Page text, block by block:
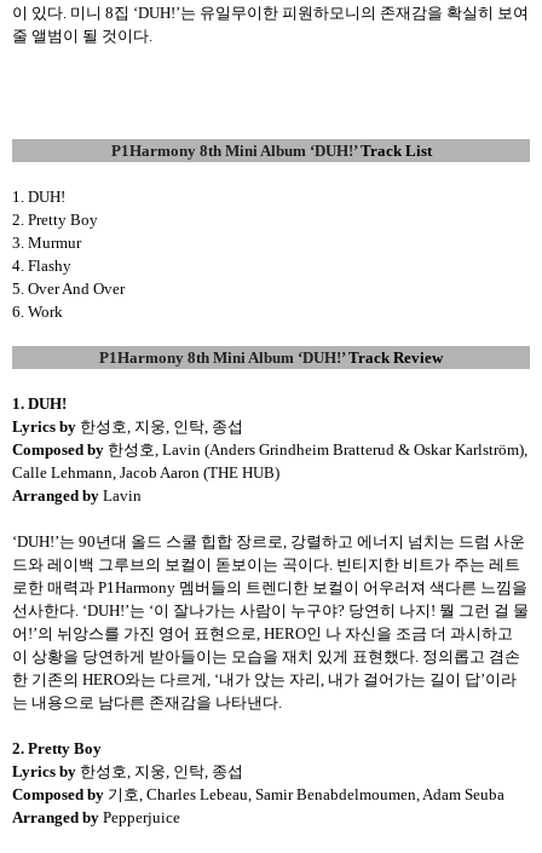
이 있다. 미니 8집 ‘DUH!’는 유일무이한 피원하모니의 존재감을 확실히 보여
줄 앨범이 될 것이다.
P1Harmony 8th Mini Album ‘DUH!’Track List
1. DUH!
2. Pretty Boy
3. Murmur
4. Flashy
5. Over And Over
6. Work
P1Harmony 8th Mini Album ‘DUH!’Track Review
1. DUH!
Lyrics by 한성호, 지웅, 인탁, 종섭
Composed by 한성호, Lavin (Anders Grindheim Bratterud & Oskar Karlström),
Calle Lehmann, Jacob Aaron (THE HUB)
Arranged by Lavin
‘DUH!’는 90년대 올드 스쿨 힙합 장르로, 강렬하고 에너지 넘치는 드럼 사운
드와 레이백 그루브의 보컬이 돋보이는 곡이다. 빈티지한 비트가 주는 레트
로한 매력과 P1Harmony 멤버들의 트렌디한 보컬이 어우러져 색다른 느낌을
선사한다. ‘DUH!’는 ‘이 잘나가는 사람이 누구야? 당연히 나지 ! 뭘 그런 걸 물
어 !’의 뉘앙스를 가진 영어 표현으로, HERO인 나 자신을 조금 더 과시하고
이 상황을 당연하게 받아들이는 모습을 재치 있게 표현했다. 정의롭고 겸손
한 기존의 HERO와는 다르게, ‘내가 앉는 자리, 내가 걸어가는 길이 답’이라
는 내용으로 남다른 존재감을 나타낸다.
2. Pretty Boy
Lyrics by 한성호, 지웅, 인탁, 종섭
Composed by 기호, Charles Lebeau, Samir Benabdelmoumen, Adam Seuba
Arranged by Pepperjuice